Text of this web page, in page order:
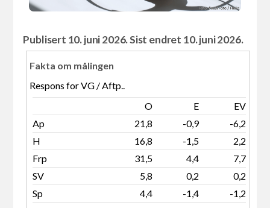
Publisert 10. juni 2026. Sist endret 10. juni 2026.
Fakta om målingen
Respons for VG / Aftp..
O
E
EV
Ap
21,8 -0,9
-6,2
H
16,8 -1,5
2,2
Frp
31,5 4,4
7,7
SV
5,8 0,2
0,2
Sp
4,4 -1,4
-1,2